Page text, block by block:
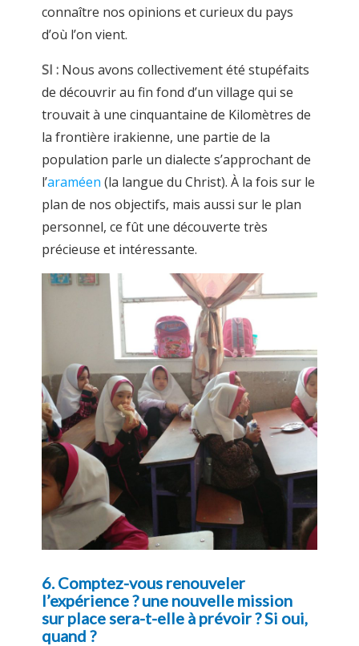
connaître nos opinions et curieux du pays
d’où l’on vient.
SI : Nous avons collectivement été stupéfaits
de découvrir au fin fond d’un village qui se
trouvait à une cinquantaine de Kilomètres de
la frontière irakienne, une partie de la
population parle un dialecte s’approchant de
l’araméen (la langue du Christ). À la fois sur le
plan de nos objectifs, mais aussi sur le plan
personnel, ce fût une découverte très
précieuse et intéressante.
6. Comptez-vous renouveler
l’expérience ? une nouvelle mission
sur place sera-t-elle à prévoir ? Si oui,
quand ?